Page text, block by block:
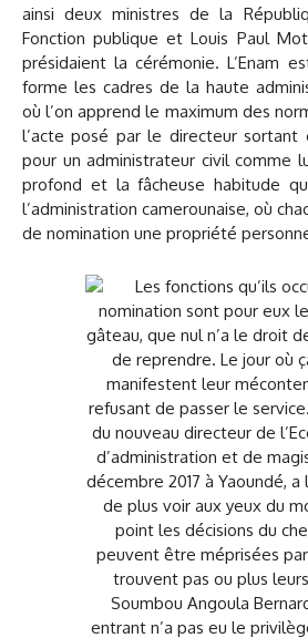
ainsi deux ministres de la
Fonction publique et Louis Paul
présidaient la cérémonie. L’Enam
forme les cadres de la haute
où l’on apprend le maximum des
l’acte posé par le directeur sortant
pour un administrateur civil comme
profond et la fâcheuse habitude
l’administration camerounaise, où
de nomination une propriété